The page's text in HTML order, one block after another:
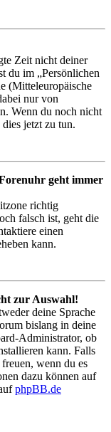
Zeit nicht deiner
du im „Persönlichen
(Mitteleuropäische
nur von
Wenn du noch nicht
jetzt zu tun.
geht immer
richtig
falsch ist, geht die
einen
kann.
zur Auswahl!
deine Sprache
bislang in deine
Administrator, ob
kann. Falls
wenn du es
dazu können auf
phpBB.de